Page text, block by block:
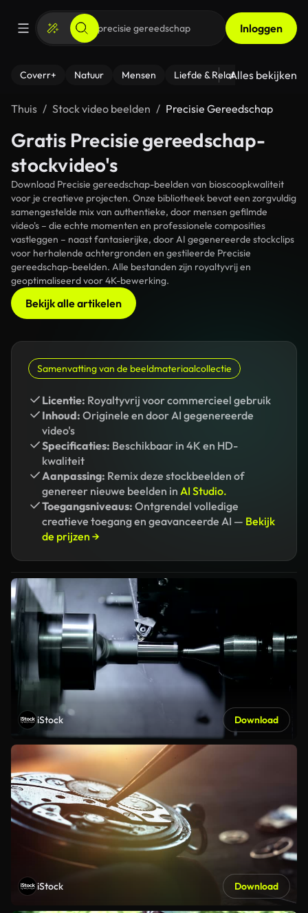
Inloggen
Coverr+ Natuur Mensen Liefde & Relaties - Fitness
Alles bekijken
Thuis Stock video beelden Precisie Gereedschap
Gratis Precisie gereedschap-
stockvideo's
Download Precisie gereedschap-beelden van bioscoopkwaliteit
voor je creatieve projecten. Onze bibliotheek bevat een zorgvuldig
samengestelde mix van authentieke, door mensen gefilmde
video's – die echte momenten en professionele composities
vastleggen – naast fantasierijke, door AI gegenereerde stockclips
voor herhalende achtergronden en gestileerde Precisie
gereedschap-beelden. Alle bestanden zijn royaltyvrij en
geoptimaliseerd voor 4K-bewerking.
Bekijk alle artikelen
Samenvatting van de beeldmateriaalcollectie
Licentie: Royaltyvrij voor commercieel gebruik
Inhoud: Originele en door AI gegenereerde
video's
Specificaties: Beschikbaar in 4K en HD-
kwaliteit
Aanpassing: Remix deze stockbeelden of
genereer nieuwe beelden in AI Studio.
Toegangsniveaus: Ontgrendel volledige
creatieve toegang en geavanceerde AI — Bekijk
de prijzen →
iStock Download
iStock Download